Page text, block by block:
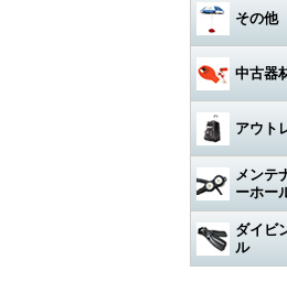
日焼け止め・
冬用アクセサ
ム
キーホルダー
耳栓・耳抜き
トラベルグッ
水中遊び道具
サンダル
アパレルその
ホース‐BC
ホース‐ゲージ
ホース‐ドライ
ホース‐その他
洗浄用品
アダプター
タンク関連
アクセサリー
アクセサリー
マスク・フィン
ウェットス
ドライスーツ
フード
ウェイト
フーカー関連
水中通話装置
作業用道具
その他
激レアアイテ
タンク
タンク
移充填ホー
タンクアク
簡易潜水器具
水中スクータ
水中銃(スピ
中古器
カメラ関連
ダイブコンピ
重器材
レギュレター
軽器材
アウト
重器材
軽器材
その他
メンテ
ーホー
レギュレタ
バーホール
ダイビ
ル